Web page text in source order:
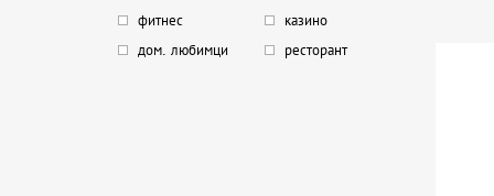
фитнес
казино
дом. любимци
ресторант